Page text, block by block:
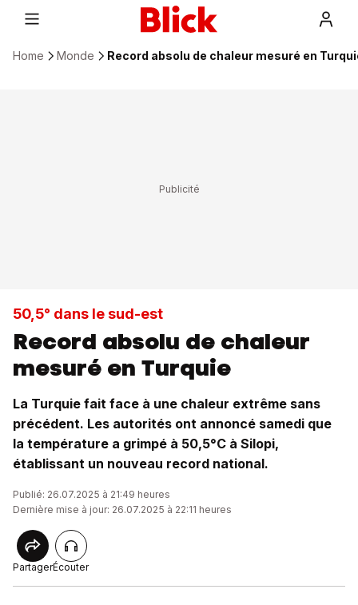
Home Monde Record absolu de chaleur mesuré en
50,5° dans le sud-est
Record absolu de chaleur
mesuré en Turquie
La Turquie fait face à une chaleur extrême sans
précédent. Les autorités ont annoncé samedi que
la température a grimpé à 50,5°C à Silopi,
établissant un nouveau record national.
Publié: 26.07.2025 à 21:49 heures
Dernière mise à jour: 26.07.2025 à 22:11 heures
PartagerÉcouter